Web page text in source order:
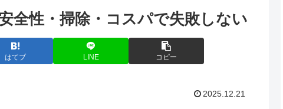
全性・掃除・コスパで失敗しない
はてブ LINE コピー
2025.12.21